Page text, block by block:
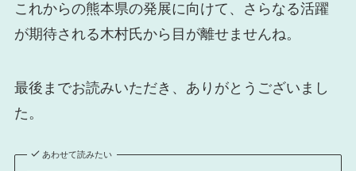
これからの熊本県の発展に向けて、さらなる活躍
が期待される木村氏から目が離せませんね。
最後までお読みいただき、ありがとうございまし
た。
あわせて読みたい